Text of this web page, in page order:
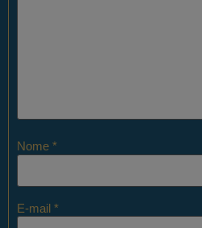
Nome *
E-mail *